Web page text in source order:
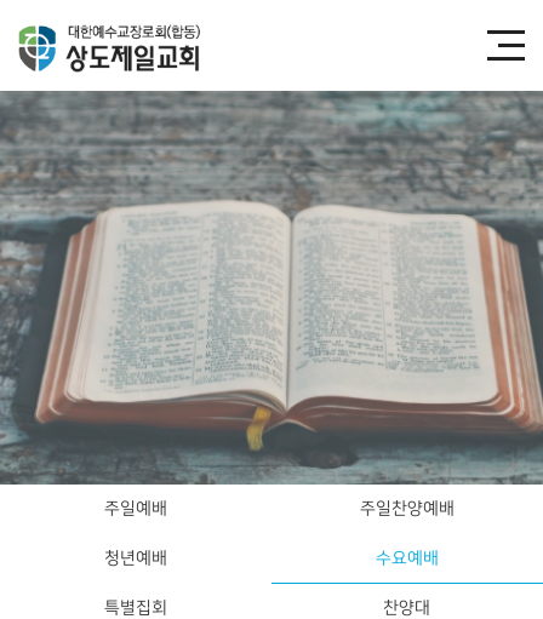
주일예배 주일찬양예배
청년예배 수요예배
특별집회 찬양대